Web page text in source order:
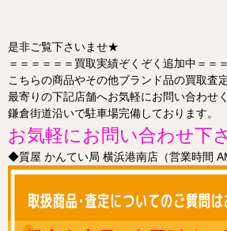
是非ご覧下さいませ★
＝＝＝＝＝＝買取実績ぞくぞく追加中＝＝
こちらの商品やその他ブランド品の買取査
最寄りの下記店舗へお気軽にお問い合わせく
鎌倉街道沿いで駐車場完備しております。
お気軽にお問い合わせ下
◆質屋 かんてい局 横浜港南店（営業時間